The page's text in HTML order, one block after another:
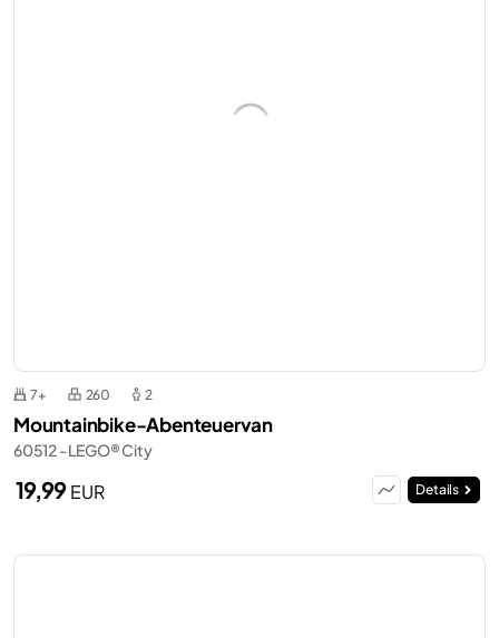
7+ 260 2
Mountainbike-Abenteuervan
60512 - LEGO® City
19,99EUR Details